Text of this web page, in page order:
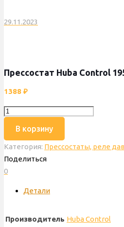
29.11.2023
Прессостат Huba Control
1388 ₽
Количество
Прессостат
Huba
Control
195/180
60010616
В корзину
Категория: Прессостаты, реле
Поделиться
0
Детали
Производитель Huba Control